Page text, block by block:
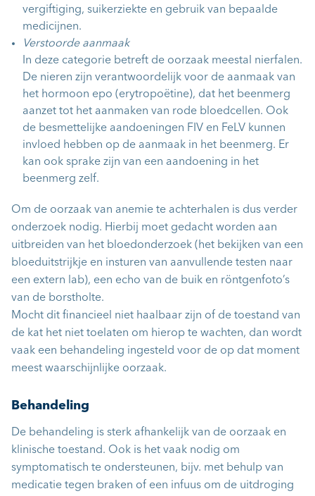
vergiftiging, suikerziekte en gebruik van bepaalde
medicijnen.
Verstoorde aanmaak
In deze categorie betreft de oorzaak meestal nierfalen.
De nieren zijn verantwoordelijk voor de aanmaak van
het hormoon epo (erytropoëtine), dat het beenmerg
aanzet tot het aanmaken van rode bloedcellen. Ook
de besmettelijke aandoeningen FIV en FeLV kunnen
invloed hebben op de aanmaak in het beenmerg. Er
kan ook sprake zijn van een aandoening in het
beenmerg zelf.
Om de oorzaak van anemie te achterhalen is dus verder
onderzoek nodig. Hierbij moet gedacht worden aan
uitbreiden van het bloedonderzoek (het bekijken van een
bloeduitstrijkje en insturen van aanvullende testen naar
een extern lab), een echo van de buik en röntgenfoto’s
van de borstholte.
Mocht dit financieel niet haalbaar zijn of de toestand van
de kat het niet toelaten om hierop te wachten, dan wordt
vaak een behandeling ingesteld voor de op dat moment
meest waarschijnlijke oorzaak.
Behandeling
De behandeling is sterk afhankelijk van de oorzaak en
klinische toestand. Ook is het vaak nodig om
symptomatisch te ondersteunen, bijv. met behulp van
medicatie tegen braken of een infuus om de uitdroging